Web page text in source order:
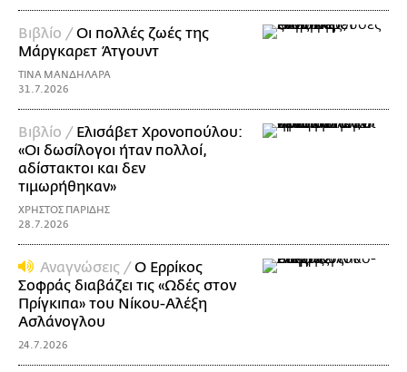
Βιβλίο / Οι πολλές ζωές της
Μάργκαρετ Άτγουντ
ΤΙΝΑ ΜΑΝΔΗΛΑΡΑ
31.7.2026
Βιβλίο / Ελισάβετ Χρονοπούλου:
«Οι δωσίλογοι ήταν πολλοί,
αδίστακτοι και δεν
τιμωρήθηκαν»
ΧΡΗΣΤΟΣ ΠΑΡΙΔΗΣ
28.7.2026
Αναγνώσεις / Ο Ερρίκος
Σοφράς διαβάζει τις «Ωδές στον
Πρίγκιπα» του Νίκoυ-Αλέξη
Ασλάνογλου
24.7.2026